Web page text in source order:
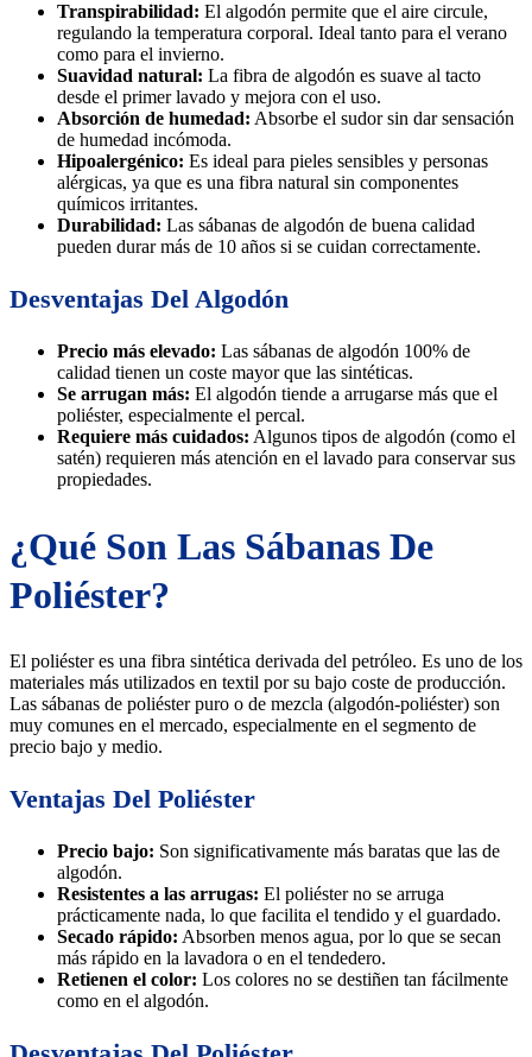
Transpirabilidad: El algodón permite que el aire circule,
regulando la temperatura corporal. Ideal tanto para el verano
como para el invierno.
Suavidad natural: La fibra de algodón es suave al tacto
desde el primer lavado y mejora con el uso.
Absorción de humedad: Absorbe el sudor sin dar sensación
de humedad incómoda.
Hipoalergénico: Es ideal para pieles sensibles y personas
alérgicas, ya que es una fibra natural sin componentes
químicos irritantes.
Durabilidad: Las sábanas de algodón de buena calidad
pueden durar más de 10 años si se cuidan correctamente.
Desventajas Del Algodón
Precio más elevado: Las sábanas de algodón 100% de
calidad tienen un coste mayor que las sintéticas.
Se arrugan más: El algodón tiende a arrugarse más que el
poliéster, especialmente el percal.
Requiere más cuidados: Algunos tipos de algodón (como el
satén) requieren más atención en el lavado para conservar sus
propiedades.
¿Qué Son Las Sábanas De
Poliéster?
El poliéster es una fibra sintética derivada del petróleo. Es uno de los
materiales más utilizados en textil por su bajo coste de producción.
Las sábanas de poliéster puro o de mezcla (algodón-poliéster) son
muy comunes en el mercado, especialmente en el segmento de
precio bajo y medio.
Ventajas Del Poliéster
Precio bajo: Son significativamente más baratas que las de
algodón.
Resistentes a las arrugas: El poliéster no se arruga
prácticamente nada, lo que facilita el tendido y el guardado.
Secado rápido: Absorben menos agua, por lo que se secan
más rápido en la lavadora o en el tendedero.
Retienen el color: Los colores no se destiñen tan fácilmente
como en el algodón.